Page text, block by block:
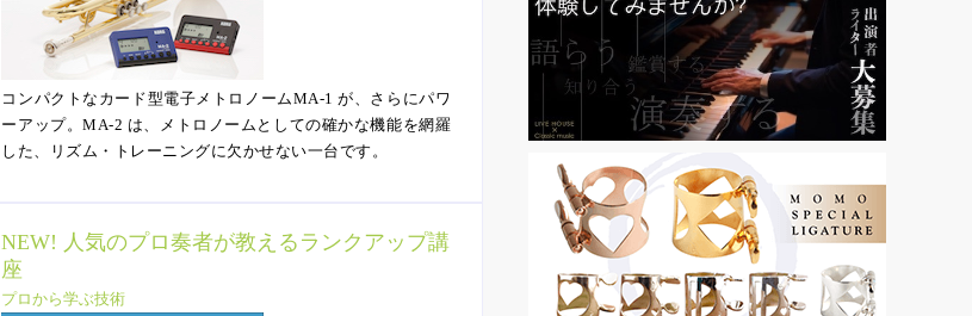
コンパクトなカード型電子メトロノームMA-1 が、さらにパワ
ーアップ。MA-2 は、メトロノームとしての確かな機能を網羅
した、リズム・トレーニングに欠かせない一台です。
NEW! 人気のプロ奏者が教えるランクアップ講
座
プロから学ぶ技術